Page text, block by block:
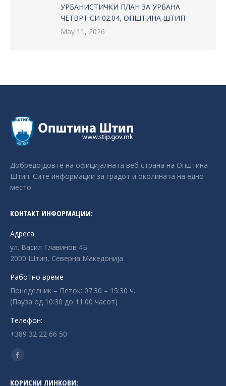
УРБАНИСТИЧКИ ПЛАН ЗА УРБАНА
ЧЕТВРТ СИ 02.04, ОПШТИНА ШТИП
May 11, 2026
Добредојдовте на официјалната веб страна на Општина
Штип. Сите информации за градот и околината на едно
место.
КОНТАКТ ИНФОРМАЦИИ:
Адреса
ул. Васил Главинов 4Б
2000 Штип, Северна Македонија
Работно време
Понеделник – Петок: 07:30 – 15:30 ч.
(Пауза од 10:30 до 11:00 часот)
Телефон:
+389 32 22 66 50
Find us on:
Facebook
КОРИСНИ ЛИНКОВИ: